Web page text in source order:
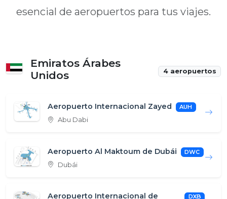
esencial de aeropuertos para tus viajes.
Emiratos Árabes
Unidos
4 aeropuertos
Aeropuerto Internacional Zayed AUH
Abu Dabi
Aeropuerto Al Maktoum de Dubái DWC
Dubái
Aeropuerto Internacional de
DXB